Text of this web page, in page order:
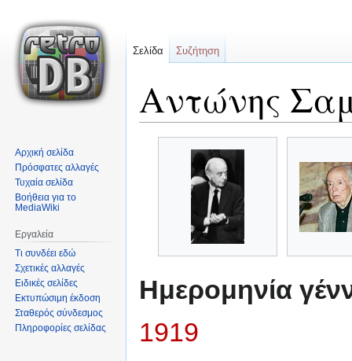
Αντώνης
αναζήτηση
Ημερομηνία
1919
Σελίδα Συζήτηση
Αρχική σελίδα
Πρόσφατες αλλαγές
Τυχαία σελίδα
Βοήθεια για το
MediaWiki
Εργαλεία
Τι συνδέει εδώ
Σχετικές αλλαγές
Ειδικές σελίδες
Εκτυπώσιμη έκδοση
Σταθερός σύνδεσμος
Πληροφορίες σελίδας